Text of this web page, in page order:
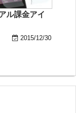
ル課金アイ
2015/12/30